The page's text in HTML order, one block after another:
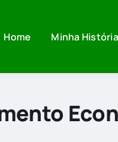
Home Minha História